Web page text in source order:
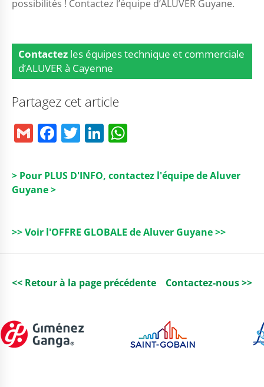
possibilités ! Contactez l’équipe d’ALUVER Guyane.
Contactez les équipes technique et commerciale
d’ALUVER à Cayenne
Partagez cet article
G
ai
l
F
c
o
T
it
r
Li
k
n
a
p
> Pour PLUS D'INFO, contactez l'équipe de Aluver
Guyane >
>> Voir l'OFFRE GLOBALE de Aluver Guyane >>
<< Retour à la page précédente Contactez-nous >>